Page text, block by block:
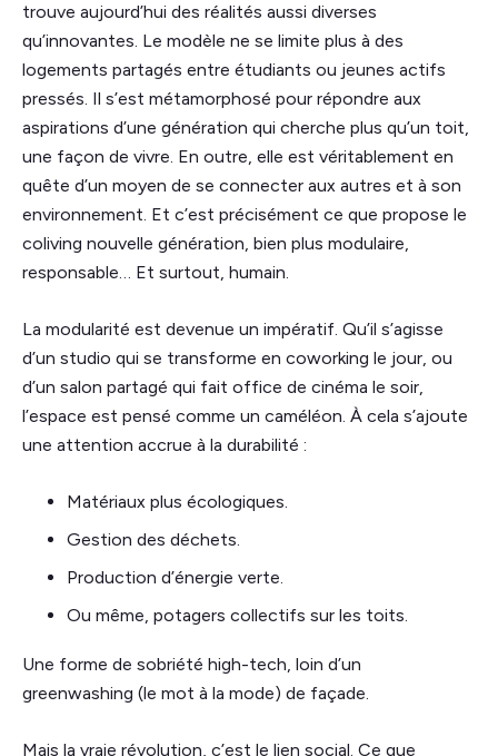
trouve aujourd’hui des réalités aussi diverses
qu’innovantes. Le modèle ne se limite plus à des
logements partagés entre étudiants ou jeunes actifs
pressés. Il s’est métamorphosé pour répondre aux
aspirations d’une génération qui cherche plus qu’un toit,
une façon de vivre. En outre, elle est véritablement en
quête d’un moyen de se connecter aux autres et à son
environnement. Et c’est précisément ce que propose le
coliving nouvelle génération, bien plus modulaire,
responsable… Et surtout, humain.
La modularité est devenue un impératif. Qu’il s’agisse
d’un studio qui se transforme en coworking le jour, ou
d’un salon partagé qui fait office de cinéma le soir,
l’espace est pensé comme un caméléon. À cela s’ajoute
une attention accrue à la durabilité :
Matériaux plus écologiques.
Gestion des déchets.
Production d’énergie verte.
Ou même, potagers collectifs sur les toits.
Une forme de sobriété high-tech, loin d’un
greenwashing (le mot à la mode) de façade.
Mais la vraie révolution, c’est le lien social. Ce que